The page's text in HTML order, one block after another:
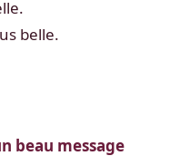
belle.
beau message